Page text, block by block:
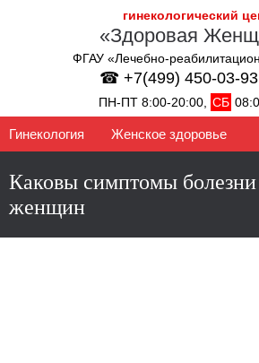
гинекологический
«Здоровая
ФГАУ «Лечебно-
☎ +7(499) 450-03-93
ПН-ПТ 8:00-20:00, СБ
Гинекология Женское здоровье
Каковы симптомы
женщин